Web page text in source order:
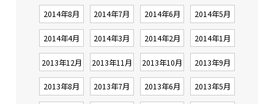
2014年8月 2014年7月 2014年6月 2014年5月
2014年4月 2014年3月 2014年2月 2014年1月
2013年12月 2013年11月 2013年10月 2013年9月
2013年8月 2013年7月 2013年6月 2013年5月